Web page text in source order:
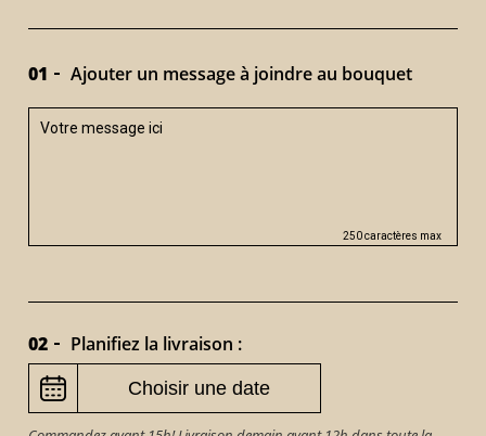
01 Ajouter un message à joindre au bouquet
250 caractères max
02 Planifiez la livraison :